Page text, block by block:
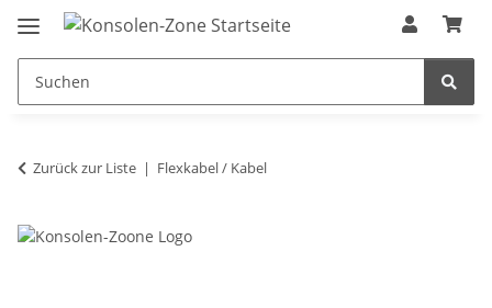
Zurück zur Liste Flexkabel / Kabel